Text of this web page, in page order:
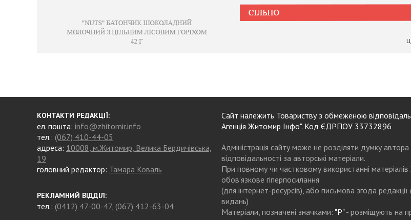
КОНТАКТИ РЕДАКЦІЇ:
ел. пошта: info@zhitomir.info
тел.: (067) 410-44-05
адреса: 10008, м.Житомир, Велика Бердичівська,
19
головний редактор: Тамара Коваль
РЕКЛАМНИЙ ВІДДІЛ:
тел.: (0412) 47-00-47, (067) 412-63-04
Сайт належить Товариству з обмеженою
Агенція Житомир Інфо". Код ЄДРПОУ 33732896
Адміністрація сайту може не розділяти думку автора
відповідальності за авторські матеріали.
При повному чи частковому використанні
обов’язкове гіперпосилання
(для інтернет-ресурсів), або письмова згода
видань)
Матеріали, позначені значками: "Р"- розміщують на